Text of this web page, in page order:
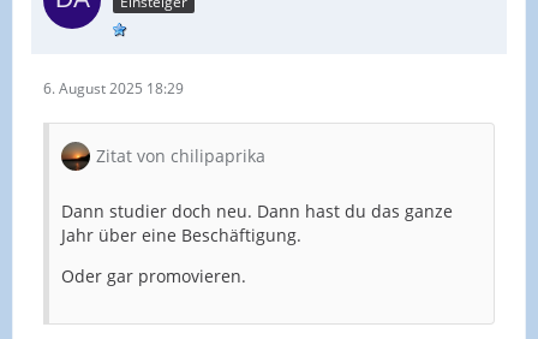
6. August 2025 18:29
Zitat von chilipaprika
Dann studier doch neu. Dann hast du das ganze
Jahr über eine Beschäftigung.
Oder gar promovieren.